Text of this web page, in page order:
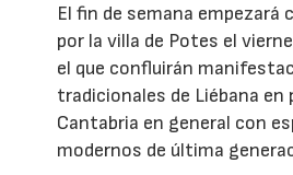
El fin de semana empezará
por la villa de Potes el
el que confluirán
tradicionales de Liébana en
Cantabria en general con
modernos de última